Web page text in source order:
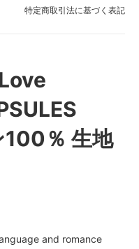
特定商取引法に基づく表記
％ 生地
and romance